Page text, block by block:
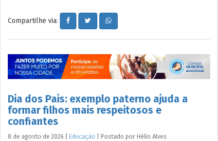
Compartilhe via:
Dia dos Pais: exemplo paterno ajuda a
formar filhos mais respeitosos e
confiantes
8 de agosto de 2026 Educação Postado por Hélio Alves